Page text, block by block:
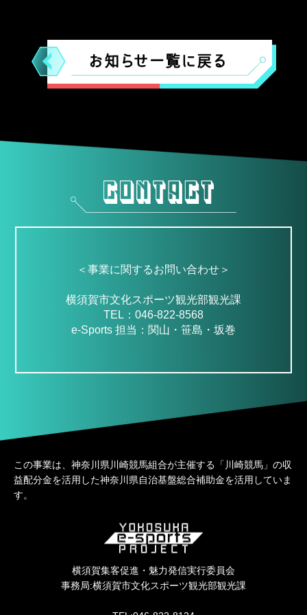
＜事業に関するお問い合わせ＞
横須賀市文化スポーツ観光部観光課
TEL：046-822-8568
e-Sports 担当：関山・笹島・坂巻
この事業は、神奈川県川崎競馬組合が主催する「川崎競馬」の収
益配分金を活用した神奈川県自治基盤総合補助金を活用していま
す。
横須賀集客促進・魅力発信実行委員会
事務局:横須賀市文化スポーツ観光部観光課